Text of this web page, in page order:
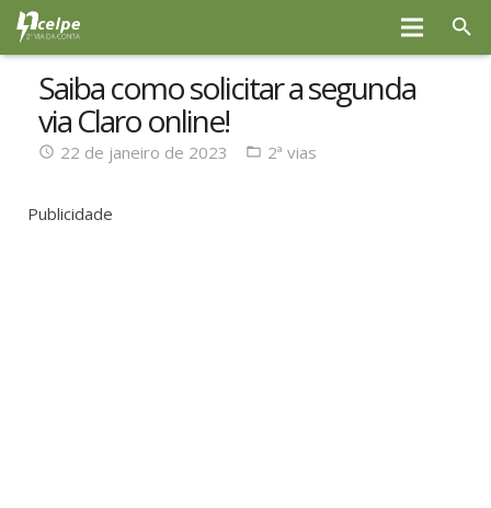
Saiba como solicitar a segunda
via Claro online!
22 de janeiro de 2023 2ª vias
Publicidade